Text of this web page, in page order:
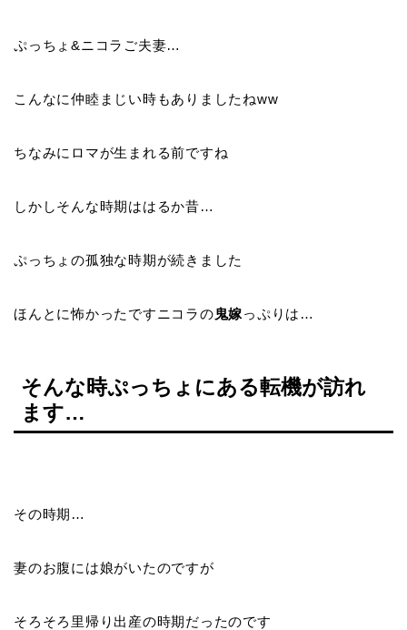
ぷっちょ&ニコラご夫妻…
こんなに仲睦まじい時もありましたねww
ちなみにロマが生まれる前ですね
しかしそんな時期ははるか昔…
ぷっちょの孤独な時期が続きました
ほんとに怖かったですニコラの鬼嫁っぷりは…
そんな時ぷっちょにある転機が訪れ
ます…
その時期…
妻のお腹には娘がいたのですが
そろそろ里帰り出産の時期だったのです